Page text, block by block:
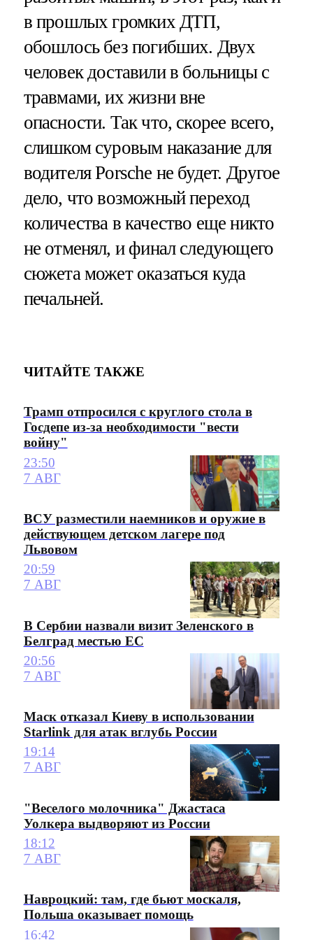
в прошлых громких ДТП,
обошлось без погибших. Двух
человек доставили в больницы с
травмами, их жизни вне
опасности. Так что, скорее всего,
слишком суровым наказание для
водителя Porsche не будет. Другое
дело, что возможный переход
количества в качество еще никто
не отменял, и финал следующего
сюжета может оказаться куда
печальней.
ЧИТАЙТЕ ТАКЖЕ
Трамп отпросился с круглого стола в
Госдепе из-за необходимости "вести
войну"
23:50
7 АВГ
ВСУ разместили наемников и оружие в
действующем детском лагере под
Львовом
20:59
7 АВГ
В Сербии назвали визит Зеленского в
Белград местью ЕС
20:56
7 АВГ
Маск отказал Киеву в использовании
Starlink для атак вглубь России
19:14
7 АВГ
"Веселого молочника" Джастаса
Уолкера выдворяют из России
18:12
7 АВГ
Навроцкий: там, где бьют москаля,
Польша оказывает помощь
16:42